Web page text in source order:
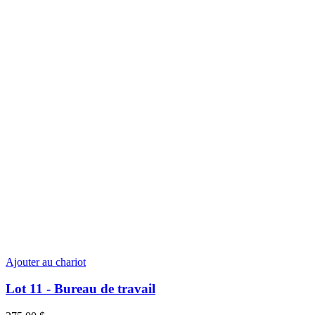
Ajouter au chariot
Lot 11 - Bureau de travail